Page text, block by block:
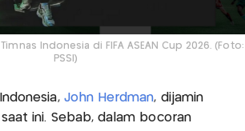
Indonesia di FIFA ASEAN Cup 2026. (Foto:
PSSI)
John Herdman, dijamin
ini. Sebab, dalam bocoran